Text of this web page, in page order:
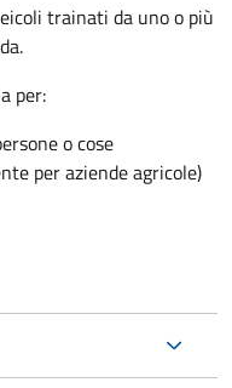
trainati da uno o più
per:
o cose
per aziende agricole)